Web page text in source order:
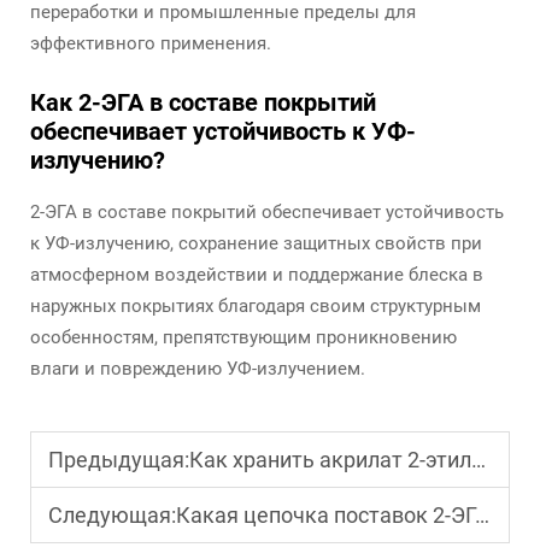
переработки и промышленные пределы для
эффективного применения.
Как 2-ЭГА в составе покрытий
обеспечивает устойчивость к УФ-
излучению?
2-ЭГА в составе покрытий обеспечивает устойчивость
к УФ-излучению, сохранение защитных свойств при
атмосферном воздействии и поддержание блеска в
наружных покрытиях благодаря своим структурным
особенностям, препятствующим проникновению
влаги и повреждению УФ-излучением.
Предыдущая:Как хранить акрилат 2-этилгексила для длительного использования?
Следующая:Какая цепочка поставок 2-ЭГА является наиболее стабильной?